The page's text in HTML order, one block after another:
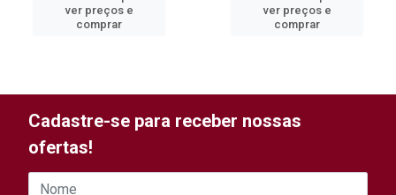
ver preços e
comprar
ver preços e
comprar
Cadastre-se para receber nossas
ofertas!